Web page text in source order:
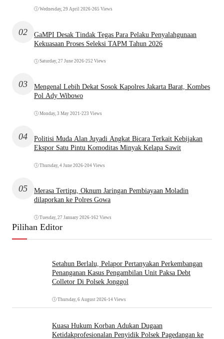
Wednesday, 29 April 2026•265 Views
02
GaMPI Desak Tindak Tegas Para Pelaku Penyalahgunaan
Kekuasaan Proses Seleksi TAPM Tahun 2026
Saturday, 27 June 2026•252 Views
03
Mengenal Lebih Dekat Sosok Kapolres Jakarta Barat, Kombes
Pol Ady Wibowo
Monday, 3 May 2021 •223 Views
04
Politisi Muda Alan Juyadi Angkat Bicara Terkait Kebijakan
Ekspor Satu Pintu Komoditas Minyak Kelapa Sawit
Thursday, 4 June 2026•204 Views
05
Merasa Tertipu, Oknum Jaringan Pembiayaan Moladin
dilaporkan ke Polres Gowa
Tuesday, 27 January 2026•162 Views
Pilihan Editor
Setahun Berlalu, Pelapor Pertanyakan Perkembangan
Penanganan Kasus Pengambilan Unit Paksa Debt
Colletor Di Polsek Jonggol
Thursday, 6 August 2026•14 Views
Kuasa Hukum Korban Adukan Dugaan
Ketidakprofesionalan Penyidik Polsek Pagedangan ke